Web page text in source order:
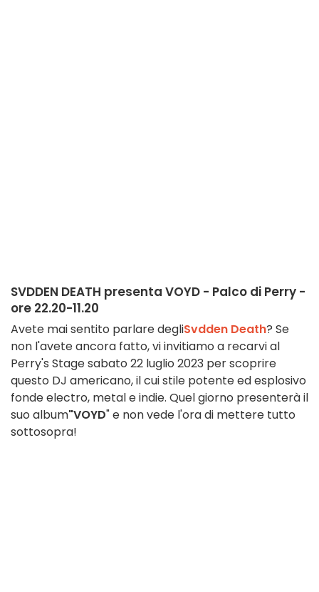
SVDDEN DEATH presenta VOYD - Palco di Perry -
ore 22.20-11.20
Avete mai sentito parlare degliSvdden Death? Se
non l'avete ancora fatto, vi invitiamo a recarvi al
Perry's Stage sabato 22 luglio 2023 per scoprire
questo DJ americano, il cui stile potente ed esplosivo
fonde electro, metal e indie. Quel giorno presenterà il
suo album"VOYD" e non vede l'ora di mettere tutto
sottosopra!